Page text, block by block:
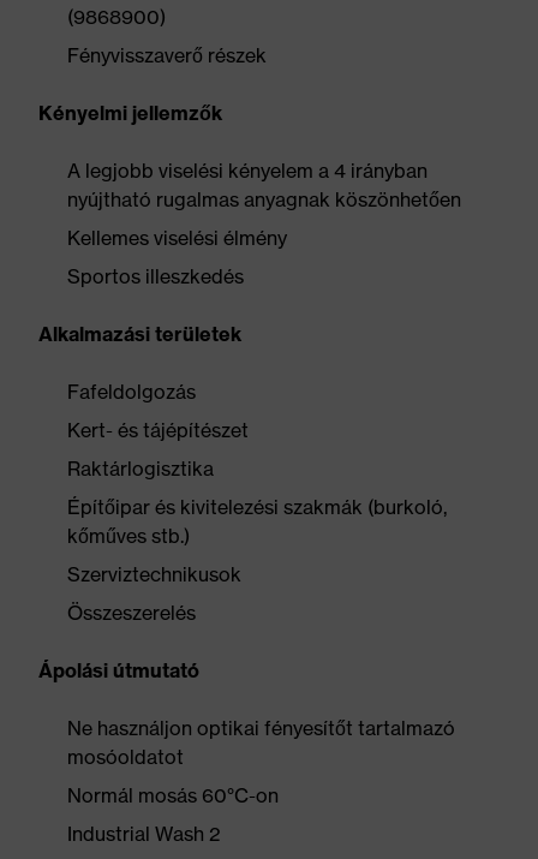
(9868900)
Fényvisszaverő részek
Kényelmi jellemzők
A legjobb viselési kényelem a 4 irányban
nyújtható rugalmas anyagnak köszönhetően
Kellemes viselési élmény
Sportos illeszkedés
Alkalmazási területek
Fafeldolgozás
Kert- és tájépítészet
Raktárlogisztika
Építőipar és kivitelezési szakmák (burkoló,
kőműves stb.)
Szerviztechnikusok
Összeszerelés
Ápolási útmutató
Ne használjon optikai fényesítőt tartalmazó
mosóoldatot
Normál mosás 60°C-on
Industrial Wash 2